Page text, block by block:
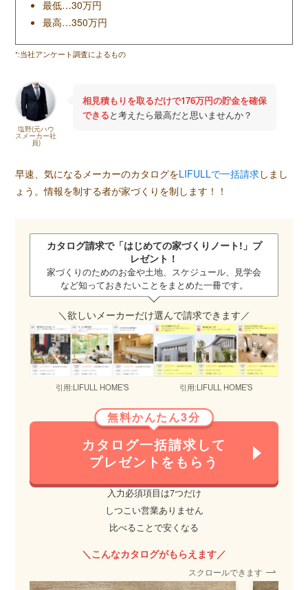
最低…30万円
最高…350万円
*:当社アンケート調査によるもの
塩野(元ハウ
スメーカー社
員)
相見積もりを取るだけで176万円の貯金を確保
できると考えたら最高だと思いませんか？
早速、気になるメーカーのカタログをLIFULLで一括請求しまし
ょう。情報を制する者が家づくりを制します！！
カタログ請求で「はじめての家づくりノート! 」プ
レゼント！
家づくりのためのお金や土地、スケジュール、見学会
など知っておきたいことをまとめた一冊です。
＼欲しいメーカーだけ選んで請求できます／
引用:LIFULL HOME’S 引用:LIFULL HOME’S
無料かんたん3分
カタログ一括請求して
プレゼントをもらう
入力必須項目は7つだけ
しつこい営業ありません
比べることで安くなる
＼こんなカタログがもらえます／
スクロールできます